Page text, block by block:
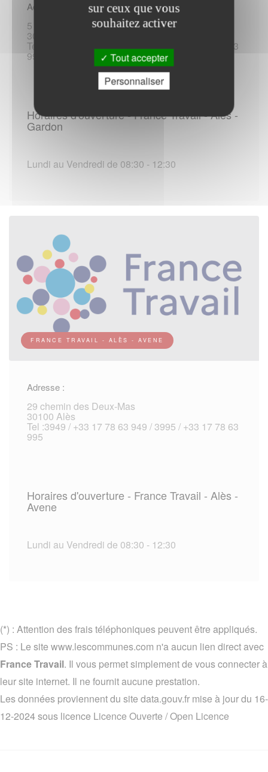
Adresse :
5 avenue Jean-Baptiste-Dumas
30100 Alès
Tel :3949 / +33 17 78 63 949 / 3995 / +33 17 78 63
995
Horaires d'ouverture - France Travail - Alès -
Gardon
Lundi au Vendredi de 08:30 - 12:30
FRANCE TRAVAIL - ALÈS - AVENE
Adresse :
29 chemin des Deux-Mas
30100 Alès
Tel :3949 / +33 17 78 63 949 / 3995 / +33 17 78 63
995
Horaires d'ouverture - France Travail - Alès -
Avene
Lundi au Vendredi de 08:30 - 12:30
(*) : Attention des frais téléphoniques peuvent être appliqués.
PS : Le site www.lescommunes.com n'a aucun lien direct avec
France Travail. Il vous permet simplement de vous connecter à
leur site internet. Il ne fournit aucune prestation.
Les données proviennent du site data.gouv.fr mise à jour du 16-
12-2024 sous licence Licence Ouverte / Open Licence
sur ceux que vous
souhaitez activer
Tout accepter
Personnaliser